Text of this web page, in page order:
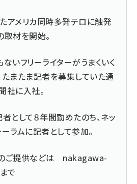
アメリカ同時多発テロに触発
取材を開始。
いフリーライターがうまくいく
たまたま記者を募集していた通
社に入社。
として８年間勤めたのち、ネッ
ラムに記者として参加。
ご提供などは nakagawa-
まで